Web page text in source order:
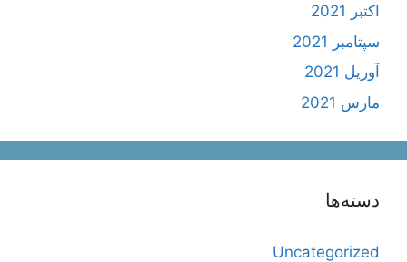
اکتبر 2021
سپتامبر 2021
آوریل 2021
مارس 2021
دسته‌ها
Uncategorized